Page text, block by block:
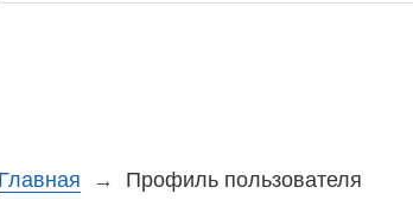
Главная → Профиль пользователя